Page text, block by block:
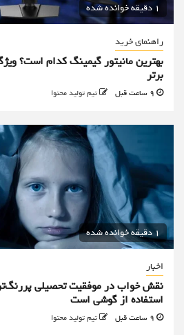
1 دقیقه خوانده شده
راهنمای خرید
برتر
تیم تولید محتوا
1 دقیقه خوانده شده
اخبار
نقش خواب در موفقیت تحصیلی
استفاده از گوشی است
تیم تولید محتوا